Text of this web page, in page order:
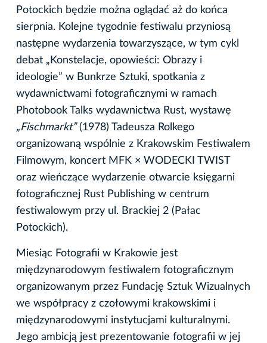
Potockich będzie można oglądać aż do końca
sierpnia. Kolejne tygodnie festiwalu przyniosą
następne wydarzenia towarzyszące, w tym cykl
debat „Konstelacje, opowieści: Obrazy i
ideologie” w Bunkrze Sztuki, spotkania z
wydawnictwami fotograficznymi w ramach
Photobook Talks wydawnictwa Rust, wystawę
„Fischmarkt”(1978) Tadeusza Rolkego
organizowaną wspólnie z Krakowskim Festiwalem
Filmowym, koncert MFK × WODECKI TWIST
oraz wieńczące wydarzenie otwarcie księgarni
fotograficznej Rust Publishing w centrum
festiwalowym przy ul. Brackiej 2 (Pałac
Potockich).
Miesiąc Fotografii w Krakowie jest
międzynarodowym festiwalem fotograficznym
organizowanym przez Fundację Sztuk Wizualnych
we współpracy z czołowymi krakowskimi i
międzynarodowymi instytucjami kulturalnymi.
Jego ambicją jest prezentowanie fotografii w jej